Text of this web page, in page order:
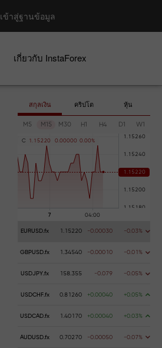
เข้าสู่ฐานข้อมูล
เกี่ยวกับ InstaForex
การฝากเงิน
สกุลเงิน คริปโต หุ้น
M5 M15 M30 H1 H4 D1 W1
C 1 . 1 52 20 0 .00000 0 .00%
EURUSD.fx 1.15220 -0.00030 -0.03%
GBPUSD.fx 1.34540 -0.00010 -0.01%
USDJPY.fx 158.355 -0.079 -0.05%
USDCHF.fx 0.81260 +0.00040 +0.05%
USDCAD.fx 1.40170 +0.00040 +0.03%
AUDUSD.fx 0.70270 -0.00050 -0.07%